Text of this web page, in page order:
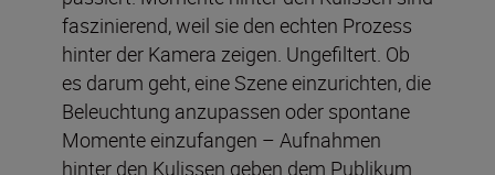
faszinierend, weil sie den echten Prozess
hinter der Kamera zeigen. Ungefiltert. Ob
es darum geht, eine Szene einzurichten, die
Beleuchtung anzupassen oder spontane
Momente einzufangen – Aufnahmen
hinter den Kulissen geben dem Publikum